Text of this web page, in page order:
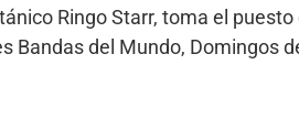
Ringo Starr, toma el
Bandas del Mundo, Domingos